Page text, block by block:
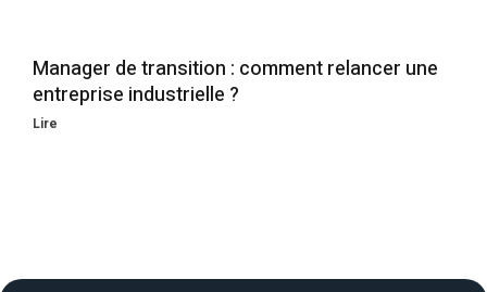
Manager de transition : comment relancer une
entreprise industrielle ?
Lire